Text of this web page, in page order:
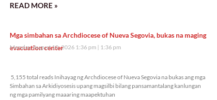
READ MORE »
Mga simbahan sa Archdiocese of Nueva Segovia, bukas na maging
evacuation center
Monday, August 10, 2026 1:36 pm 1:36 pm
5,155 total reads Inihayag ng Archdiocese of Nueva Segovia na bukas ang mga
Simbahan sa Arkidiyosesis upang magsilbi bilang pansamantalang kanlungan
ng mga pamilyang maaaring maapektuhan